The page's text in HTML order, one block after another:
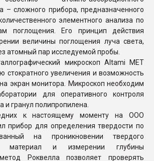
– сложного прибора, предназначенного
элементного анализа по
поглощения. Его принцип действия
величины поглощения луча света,
атомный пар исследуемой пробы.
микроскоп Altami MET
стократного увеличения и возможность
экран монитора. Микроскоп необходим
для оперативного контроля
и гранул полипропилена.
к настоящему моменту на ООО
прибор для определения твердости по
на проникновении твердого
материал и измерении глубины
Роквелла позволяет проверять